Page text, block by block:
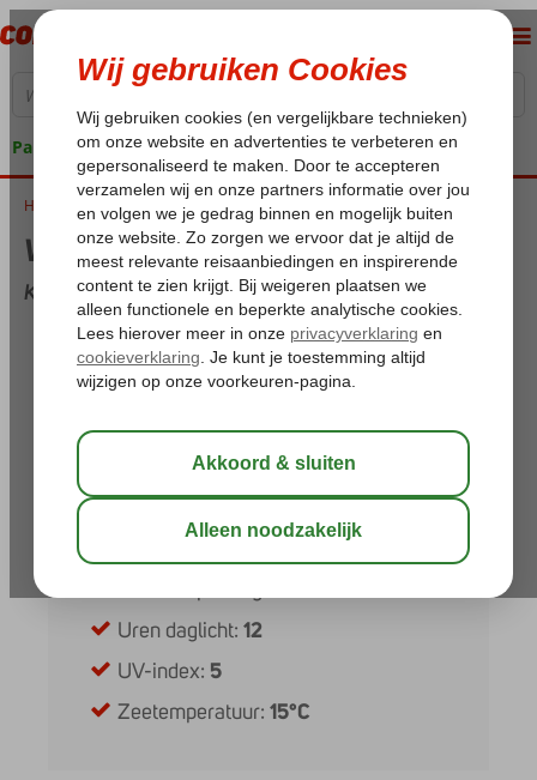
Pakketgarantie
Home Weer en temperatuur in Kreta in maart
Weer en temperatuur in Kreta in maart
Kreta overzicht voor maart
Maximum temperatuur:16,3°C
Minimum temperatuur (nacht):6,2°C
Dagen met regen:12
Uren daglicht:12
UV-index: 5
Zeetemperatuur:15°C